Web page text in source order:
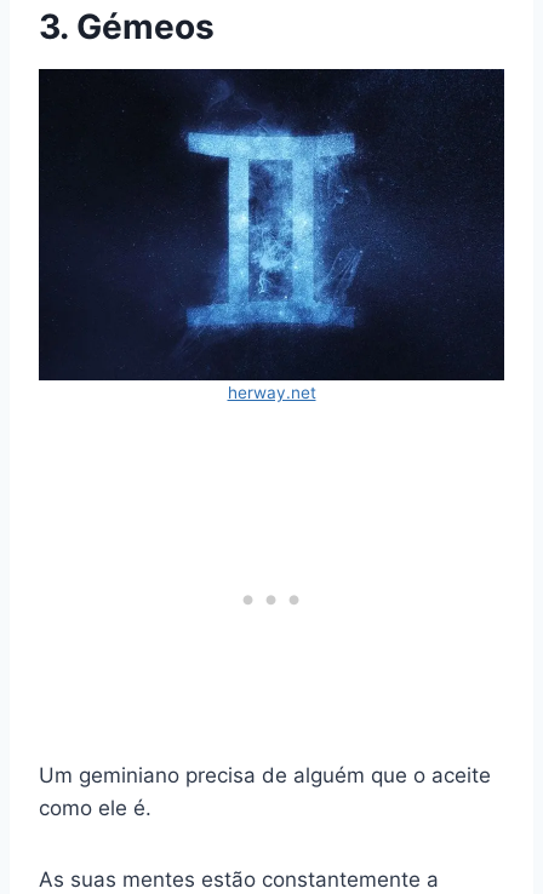
3. Gémeos
herway.net
Um geminiano precisa de alguém que o aceite
como ele é.
As suas mentes estão constantemente a